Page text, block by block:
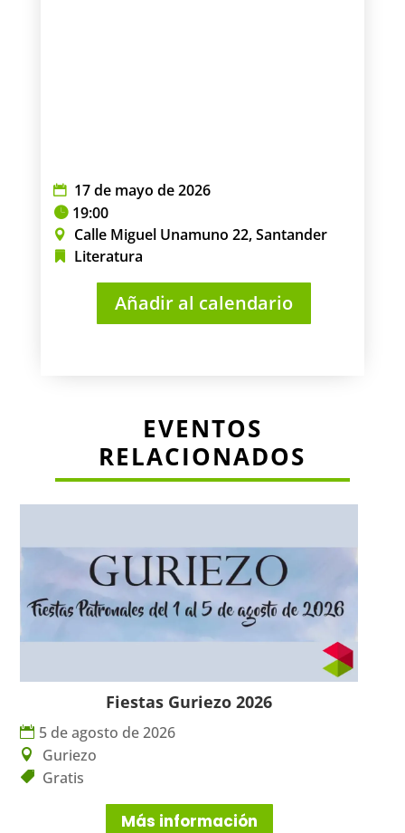
17 de mayo de 2026
19:00
Calle Miguel Unamuno 22, Santander
Literatura
Añadir al calendario
EVENTOS
RELACIONADOS
Fiestas Guriezo 2026
5 de agosto de 2026
Guriezo
Gratis
Más información